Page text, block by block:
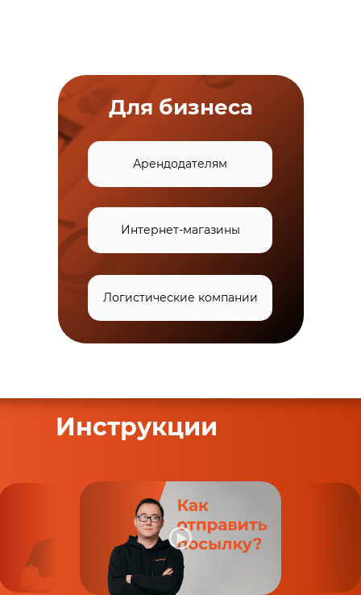
Арендодателям
Интернет-магазины
Логистические компании
Для бизнеса
Инструкции